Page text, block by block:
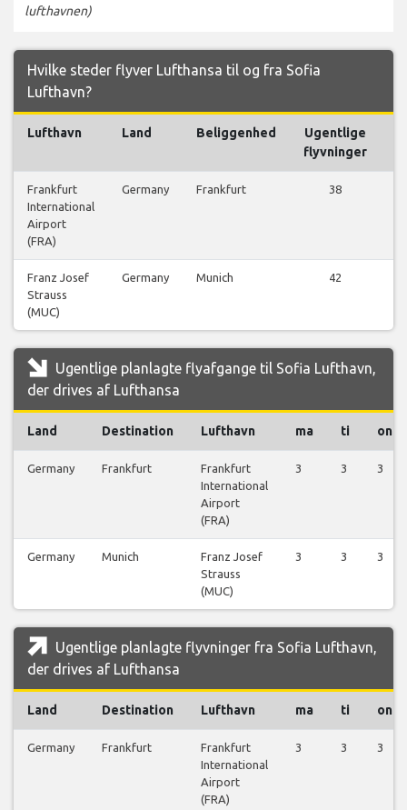
lufthavnen)
Hvilke steder flyver Lufthansa til og fra Sofia
Lufthavn?
Lufthavn Land Beliggenhed
Ugentlige
flyvninger
Frankfurt
International
Airport
(FRA)
Germany Frankfurt
38
Franz Josef
Strauss
(MUC)
Germany Munich
42
Ugentlige planlagte flyafgange til Sofia Lufthavn,
der drives af Lufthansa
Land Destination Lufthavn ma ti on
Germany Frankfurt
Frankfurt
International
Airport
(FRA)
3 3 3
Germany Munich
Franz Josef
Strauss
(MUC)
3 3 3
Ugentlige planlagte flyvninger fra Sofia Lufthavn,
der drives af Lufthansa
Land Destination Lufthavn ma ti on
Germany Frankfurt
Frankfurt
International
Airport
(FRA)
3 3 3